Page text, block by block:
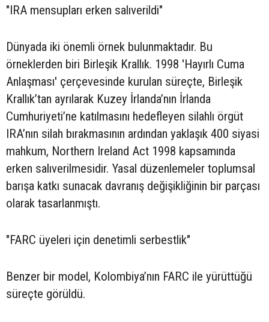
"IRA mensupları erken salıverildi"
Dünyada iki önemli örnek bulunmaktadır. Bu
örneklerden biri Birleşik Krallık. 1998 'Hayırlı Cuma
Anlaşması' çerçevesinde kurulan süreçte, Birleşik
Krallık’tan ayrılarak Kuzey İrlanda’nın İrlanda
Cumhuriyeti’ne katılmasını hedefleyen silahlı örgüt
IRA’nın silah bırakmasının ardından yaklaşık 400 siyasi
mahkum, Northern Ireland Act 1998 kapsamında
erken salıverilmesidir. Yasal düzenlemeler toplumsal
barışa katkı sunacak davranış değişikliğinin bir parçası
olarak tasarlanmıştı.
"FARC üyeleri için denetimli serbestlik"
Benzer bir model, Kolombiya’nın FARC ile yürüttüğü
süreçte görüldü.